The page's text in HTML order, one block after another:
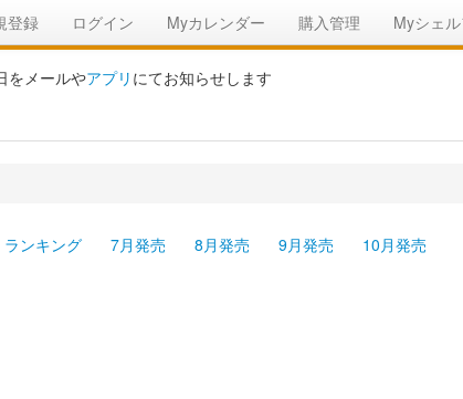
登録 ログイン Myカレンダー 購入管理 Myシェル
をメールやアプリ にてお知らせします
ランキング 7月発売 8月発売 9月発売 10月発売